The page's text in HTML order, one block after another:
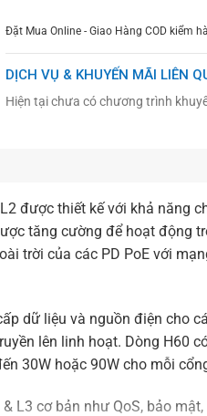
Đặt Mua Online - Giao Hàng COD kiểm
DỊCH VỤ & KHUYẾN MÃI LIÊN
Hiện tại chưa có chương trình
được thiết kế với khả năng
tăng cường để hoạt động
trời của các PD PoE với
dữ liệu và nguồn điện cho
lên linh hoạt. Dòng H60
30W hoặc 90W cho mỗi
L3 cơ bản như QoS, bảo